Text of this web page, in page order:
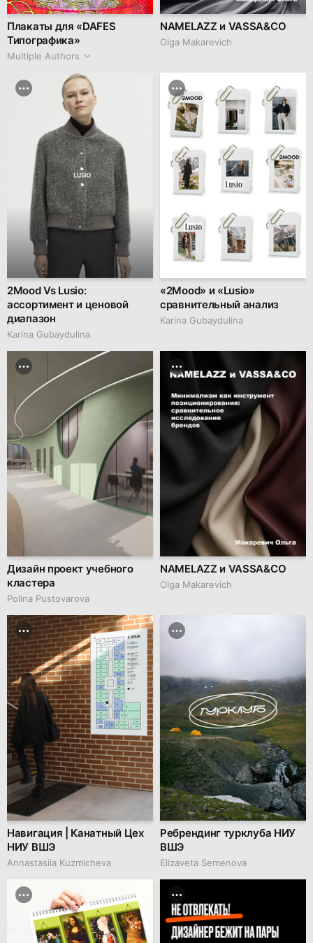
Плакаты для «DAFES
Типографика»
Multiple Authors
NAMELAZZ и VASSA&CO
Olga Makarevich
2Mood Vs Lusio:
ассортимент и ценовой
диапазон
Karina Gubaydulina
«2Mood» и «Lusio»
сравнительный анализ
Karina Gubaydulina
Дизайн проект учебного
кластера
Polina Pustovarova
NAMELAZZ и VASSA&CO
Olga Makarevich
Навигация | Канатный Цех
НИУ ВШЭ
Annastasiia Kuzmicheva
Ребрендинг турклуба НИУ
ВШЭ
Elizaveta Semenova